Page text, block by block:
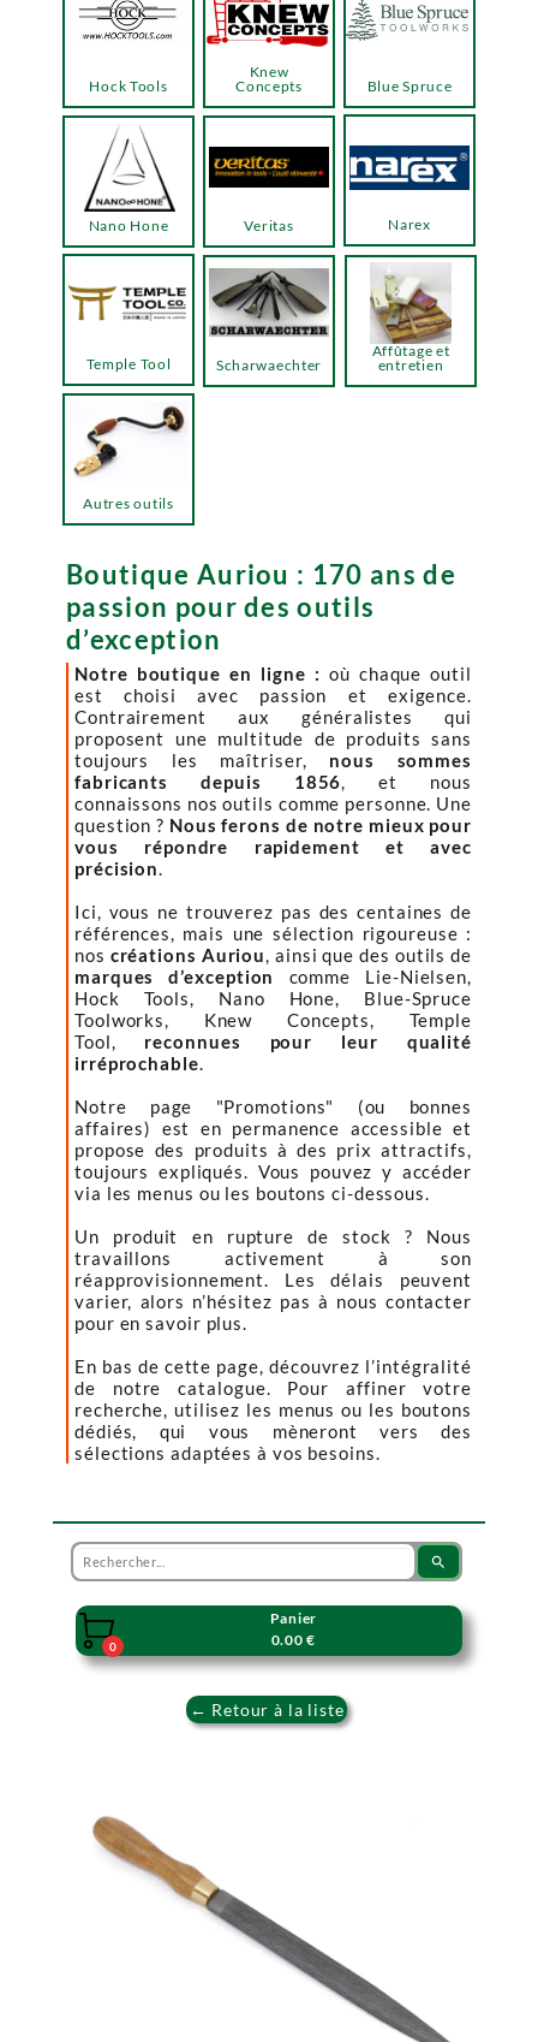
Boutique Auriou : 170 ans de
passion pour des outils
d’exception
Notre boutique en ligne : où chaque outil
est choisi avec passion et exigence.
Contrairement aux généralistes qui
proposent une multitude de produits sans
toujours les maîtriser, nous sommes
fabricants depuis 1856, et nous
connaissons nos outils comme personne. Une
question ? Nous ferons de notre mieux pour
vous répondre rapidement et avec
précision.
Ici, vous ne trouverez pas des centaines de
références, mais une sélection rigoureuse :
nos créations Auriou, ainsi que des outils de
marques d’exception
comme Lie-Nielsen,
Hock Tools, Nano Hone, Blue-Spruce
Toolworks, Knew Concepts, Temple
Tool, reconnues pour leur qualité
irréprochable.
Notre page "Promotions" (ou bonnes
affaires) est en permanence accessible et
propose des produits à des prix attractifs,
toujours expliqués. Vous pouvez y accéder
via les menus ou les boutons ci-dessous.
Un produit en rupture de stock ? Nous
travaillons activement à son
réapprovisionnement. Les délais peuvent
varier, alors n’hésitez pas à nous contacter
pour en savoir plus.
En bas de cette page, découvrez l’intégralité
de notre catalogue. Pour affiner votre
recherche, utilisez les menus ou les boutons
dédiés, qui vous mèneront vers des
sélections adaptées à vos besoins.
Hock Tools
Knew
Concepts
Temple Tool
Blue Spruce
Narex
Veritas
Nano Hone
Autres outils
Scharwaechter
Affûtage et
entretien
search

0
Panier
0.00 €
← Retour à la liste